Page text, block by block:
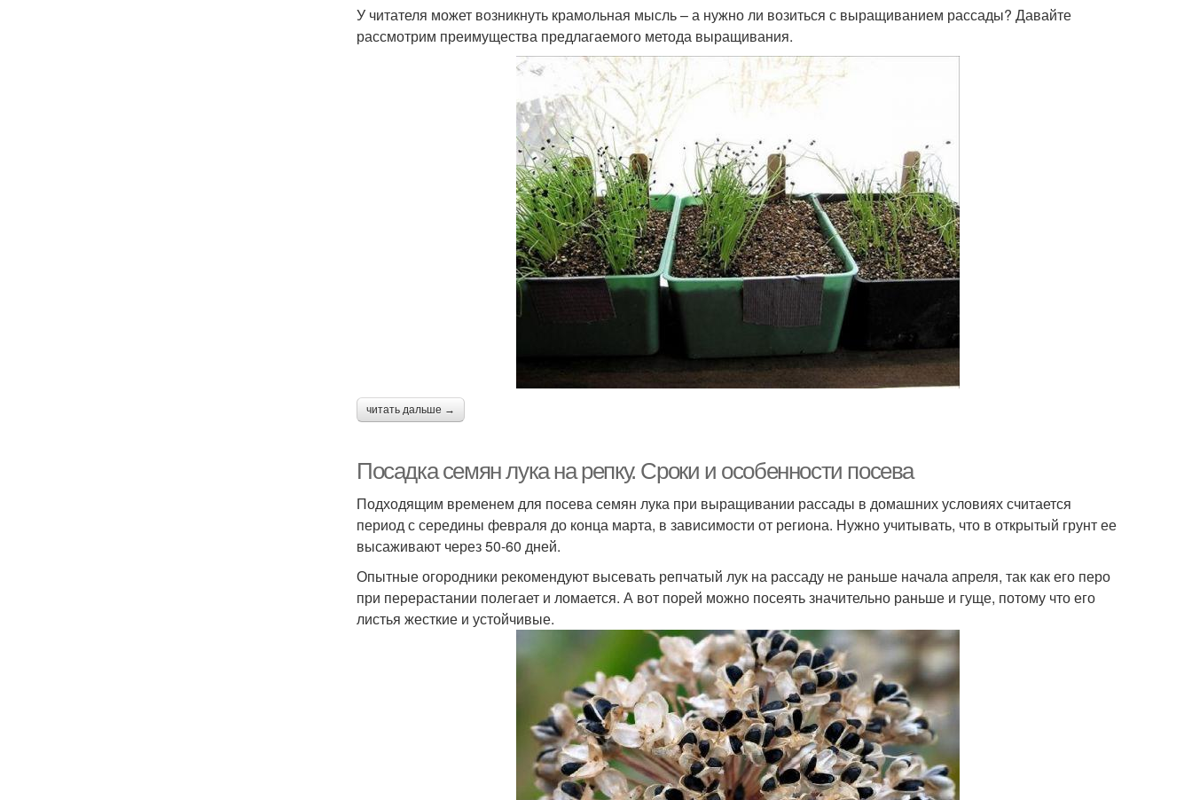
У читателя может возникнуть крамольная мысль – а нужно ли возиться с выращиванием рассады? Давайте
рассмотрим преимущества предлагаемого метода выращивания.
читать дальше →
Посадка семян лука на репку. Сроки и особенности посева
Подходящим временем для посева семян лука при выращивании рассады в домашних условиях считается
период с середины февраля до конца марта, в зависимости от региона. Нужно учитывать, что в открытый грунт ее
высаживают через 50-60 дней.
Опытные огородники рекомендуют высевать репчатый лук на рассаду не раньше начала апреля, так как его перо
при перерастании полегает и ломается. А вот порей можно посеять значительно раньше и гуще, потому что его
листья жесткие и устойчивые.